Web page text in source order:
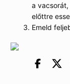
a
előttre
Emeld